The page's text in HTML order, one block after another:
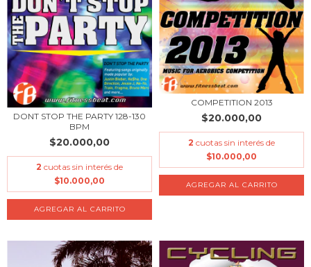
DONT STOP THE PARTY 128-130
BPM
$20.000,00
2 cuotas sin interés de
$10.000,00
COMPETITION 2013
$20.000,00
2 cuotas sin interés de
$10.000,00